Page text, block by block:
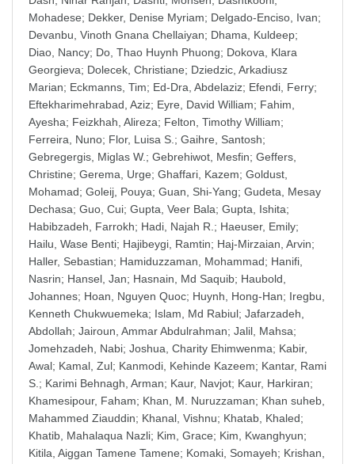
Mohadese; Dekker, Denise Myriam; Delgado-Enciso, Ivan;
Devanbu, Vinoth Gnana Chellaiyan; Dhama, Kuldeep;
Diao, Nancy; Do, Thao Huynh Phuong; Dokova, Klara
Georgieva; Dolecek, Christiane; Dziedzic, Arkadiusz
Marian; Eckmanns, Tim; Ed-Dra, Abdelaziz; Efendi, Ferry;
Eftekharimehrabad, Aziz; Eyre, David William; Fahim,
Ayesha; Feizkhah, Alireza; Felton, Timothy William;
Ferreira, Nuno; Flor, Luisa S. ; Gaihre, Santosh;
Gebregergis, Miglas W. ; Gebrehiwot, Mesfin; Geffers,
Christine; Gerema, Urge; Ghaffari, Kazem; Goldust,
Mohamad; Goleij, Pouya; Guan, Shi-Yang; Gudeta, Mesay
Dechasa; Guo, Cui; Gupta, Veer Bala; Gupta, Ishita;
Habibzadeh, Farrokh; Hadi, Najah R. ; Haeuser, Emily;
Hailu, Wase Benti; Hajibeygi, Ramtin; Haj-Mirzaian, Arvin;
Haller, Sebastian; Hamiduzzaman, Mohammad; Hanifi,
Nasrin; Hansel, Jan; Hasnain, Md Saquib; Haubold,
Johannes; Hoan, Nguyen Quoc; Huynh, Hong-Han; Iregbu,
Kenneth Chukwuemeka; Islam, Md Rabiul; Jafarzadeh,
Abdollah; Jairoun, Ammar Abdulrahman; Jalil, Mahsa;
Jomehzadeh, Nabi; Joshua, Charity Ehimwenma; Kabir,
Awal; Kamal, Zul; Kanmodi, Kehinde Kazeem; Kantar, Rami
S. ; Karimi Behnagh, Arman; Kaur, Navjot; Kaur, Harkiran;
Khamesipour, Faham; Khan, M. Nuruzzaman; Khan suheb,
Mahammed Ziauddin; Khanal, Vishnu; Khatab, Khaled;
Khatib, Mahalaqua Nazli; Kim, Grace; Kim, Kwanghyun;
Kitila, Aiggan Tamene Tamene; Komaki, Somayeh; Krishan,